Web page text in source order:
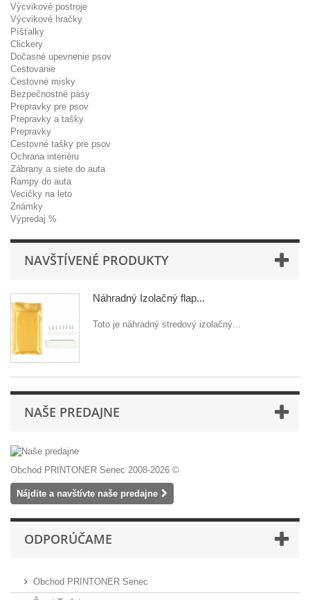
Výcvikové postroje
Výcvikové hračky
Píšťalky
Clickery
Dočasné upevnenie psov
Cestovanie
Cestovné misky
Bezpečnostné pásy
Prepravky pre psov
Prepravky a tašky
Prepravky
Cestovné tašky pre psov
Ochrana interiéru
Zábrany a siete do auta
Rampy do auta
Vecičky na leto
Známky
Výpredaj %
NAVŠTÍVENÉ PRODUKTY
Náhradný Izolačný flap...
Toto je náhradný stredový izolačný...
NAŠE PREDAJNE
Obchod PRINTONER Senec 2008-2026 ©
Nájdite a navštívte naše predajne
ODPORÚČAME
Obchod PRINTONER Senec